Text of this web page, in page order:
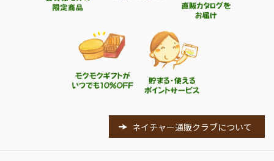
ネイチャー通販クラブについて